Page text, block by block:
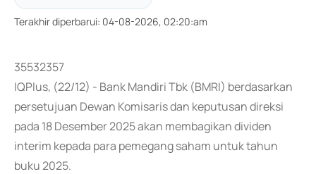
Terakhir diperbarui: 04-08-2026, 02:20:am
35532357
IQPlus, (22/12) - Bank Mandiri Tbk (BMRI) berdasarkan
persetujuan Dewan Komisaris dan keputusan direksi
pada 18 Desember 2025 akan membagikan dividen
interim kepada para pemegang saham untuk tahun
buku 2025.